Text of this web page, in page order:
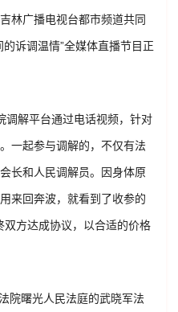
林广播电视台都市频道共同
诉调温情”全媒体直播节目正
调解平台通过电话视频，针对
一起参与调解的，不仅有法
长和人民调解员。因身体原
来回奔波，就看到了收参的
双方达成协议，以合适的价格
院曙光人民法庭的武晓军法